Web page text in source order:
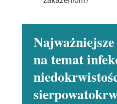
na temat